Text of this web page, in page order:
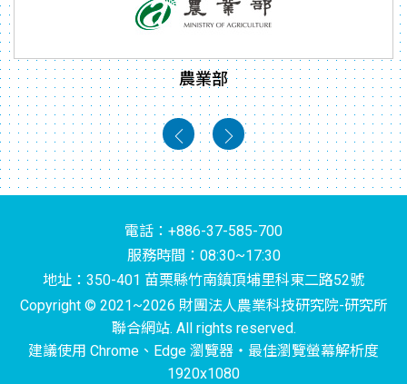
農業部
電話：+886-37-585-700
服務時間：08:30~17:30
地址：350-401 苗栗縣竹南鎮頂埔里科東二路52號
Copyright © 2021~2026 財團法人農業科技研究院-研究所
聯合網站. All rights reserved.
建議使用 Chrome、Edge 瀏覽器‧最佳瀏覽螢幕解析度
1920x1080